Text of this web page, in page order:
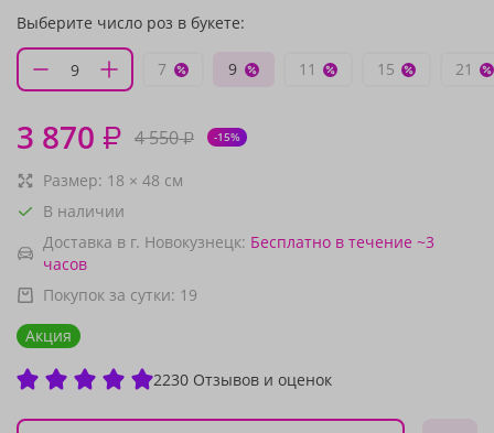
Выберите число роз в букете:
7 9 11 15 21
3 870 ₽ 4 550₽ -15%
Размер: 18 × 48 см
В наличии
Доставка в г. Новокузнецк: Бесплатно в течение ~3
часов
Покупок за сутки: 19
Акция
2230 Отзывов и оценок